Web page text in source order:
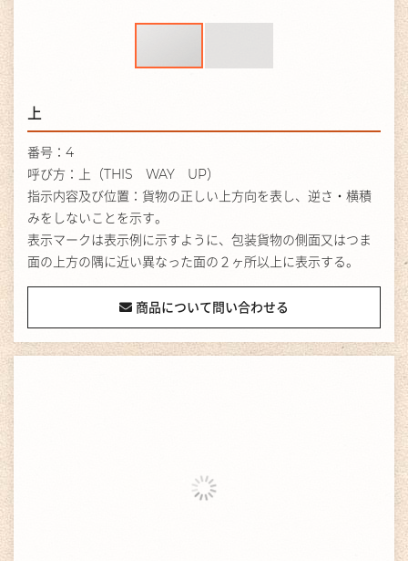
上
番号：4
呼び方：上（THIS WAY UP）
指示内容及び位置：貨物の正しい上方向を表し、逆さ・横積
みをしないことを示す。
表示マークは表示例に示すように、包装貨物の側面又はつま
面の上方の隅に近い異なった面の２ヶ所以上に表示する。
商品について問い合わせる